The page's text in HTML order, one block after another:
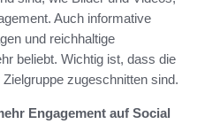
Auch informative
und reichhaltige
beliebt. Wichtig ist, dass die
zugeschnitten sind.
Engagement auf Social